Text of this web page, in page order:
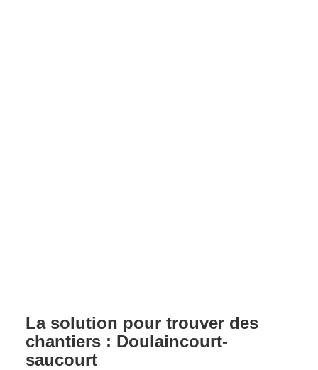
La solution pour trouver des
chantiers : Doulaincourt-
saucourt